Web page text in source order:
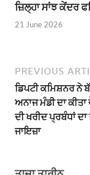
ਜ਼ਿਲ੍ਹਾ ਸਾਂਝ ਕੇਂਦਰ
21 June 2026
PREVIOUS
ਡਿਪਟੀ ਕਮਿਸ਼ਨਰ ਨੇ
ਅਨਾਜ ਮੰਡੀ ਦਾ ਕੀਤਾ
ਦੀ ਖਰੀਦ ਪ੍ਰਬੰਧਾਂ
ਜਾਇਜ਼ਾ